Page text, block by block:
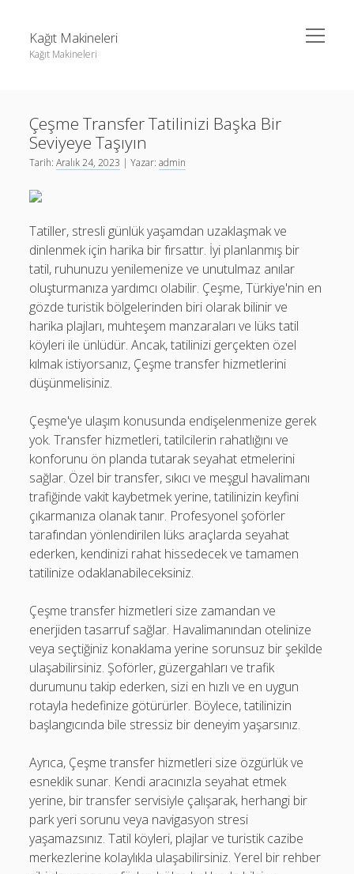
Kağıt Makineleri
Kağıt Makineleri
menüyü
aç
Liste
Sayfa Listesi
Youtube Yorum Kasma Şifresiz
Linkedin Takipçi Kasma Hilesi
tiktok takipçi sayısı nasıl arttırılır
Youtube Yorum Kasma Şifresiz
Çeşme Transfer Tatilinizi Başka Bir
Seviyeye Taşıyın
Tarih:Aralık 24, 2023 | Yazar:admin
Tatiller, stresli günlük yaşamdan uzaklaşmak ve
dinlenmek için harika bir fırsattır. İyi planlanmış bir
tatil, ruhunuzu yenilemenize ve unutulmaz anılar
oluşturmanıza yardımcı olabilir. Çeşme, Türkiye'nin en
gözde turistik bölgelerinden biri olarak bilinir ve
harika plajları, muhteşem manzaraları ve lüks tatil
köyleri ile ünlüdür. Ancak, tatilinizi gerçekten özel
kılmak istiyorsanız, Çeşme transfer hizmetlerini
düşünmelisiniz.
Çeşme'ye ulaşım konusunda endişelenmenize gerek
yok. Transfer hizmetleri, tatilcilerin rahatlığını ve
konforunu ön planda tutarak seyahat etmelerini
sağlar. Özel bir transfer, sıkıcı ve meşgul havalimanı
trafiğinde vakit kaybetmek yerine, tatilinizin keyfini
çıkarmanıza olanak tanır. Profesyonel şoförler
tarafından yönlendirilen lüks araçlarda seyahat
ederken, kendinizi rahat hissedecek ve tamamen
tatilinize odaklanabileceksiniz.
Çeşme transfer hizmetleri size zamandan ve
enerjiden tasarruf sağlar. Havalimanından otelinize
veya seçtiğiniz konaklama yerine sorunsuz bir şekilde
ulaşabilirsiniz. Şoförler, güzergahları ve trafik
durumunu takip ederken, sizi en hızlı ve en uygun
rotayla hedefinize götürürler. Böylece, tatilinizin
başlangıcında bile stressiz bir deneyim yaşarsınız.
Ayrıca, Çeşme transfer hizmetleri size özgürlük ve
esneklik sunar. Kendi aracınızla seyahat etmek
yerine, bir transfer servisiyle çalışarak, herhangi bir
park yeri sorunu veya navigasyon stresi
yaşamazsınız. Tatil köyleri, plajlar ve turistik cazibe
merkezlerine kolaylıkla ulaşabilirsiniz. Yerel bir rehber